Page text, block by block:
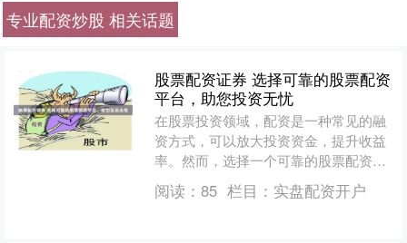
专业配资炒股 相关话题
股票配资证券 选择可靠的股票配资
平台，助您投资无忧
在股票投资领域，配资是一种常见的融
资方式，可以放大投资资金，提升收益
率。然而，选择一个可靠的股票配资平
台股票配资证券至关重要，以确保资金
安全和投资无忧。 * *....
阅读： 85 栏目： 实盘配资开户